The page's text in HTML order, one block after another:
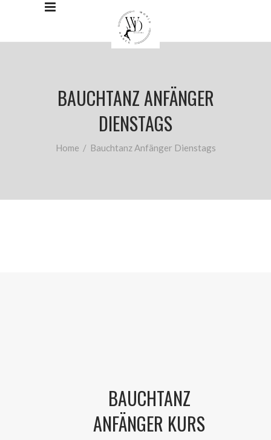
BAUCHTANZ ANFÄNGER
DIENSTAGS
Home / Bauchtanz Anfänger Dienstags
BAUCHTANZ
ANFÄNGER KURS